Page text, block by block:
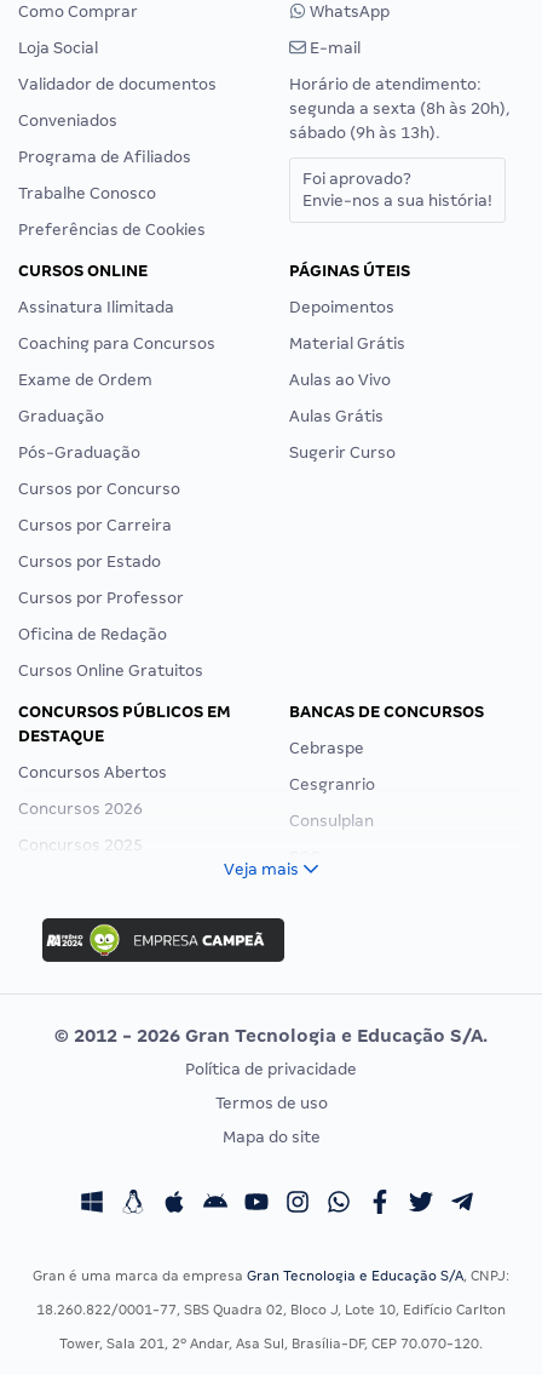
Como Comprar
Loja Social
Validador de documentos
Conveniados
Programa de Afiliados
Trabalhe Conosco
Preferências de Cookies
WhatsApp
E-mail
Horário de atendimento:
segunda a sexta (8h às 20h),
sábado (9h às 13h).
Foi aprovado?
Envie-nos a sua história!
CURSOS ONLINE
Assinatura Ilimitada
Coaching para Concursos
Exame de Ordem
Graduação
Pós-Graduação
Cursos por Concurso
Cursos por Carreira
Cursos por Estado
Cursos por Professor
Oficina de Redação
Cursos Online Gratuitos
PÁGINAS ÚTEIS
Depoimentos
Material Grátis
Aulas ao Vivo
Aulas Grátis
Sugerir Curso
CONCURSOS PÚBLICOS EM
DESTAQUE
Concursos Abertos
Concursos 2026
Concursos 2025
Concurso Ibama
Concurso MPU
Editais publicados
BANCAS DE CONCURSOS
Cebraspe
Cesgranrio
Consulplan
Vunesp
CONCURSOS POR PROFISSÃO
Concursos Fiscais
EXAME DE ORDEM
Calendário OAB
Veja mais
© 2012 - 2026 Gran Tecnologia e Educação S/A.
Política de privacidade
Termos de uso
Mapa do site
Gran é uma marca da empresa Gran Tecnologia e Educação S/A, CNPJ:
18.260.822/0001-77, SBS Quadra 02, Bloco J, Lote 10, Edifício Carlton
Tower, Sala 201, 2º Andar, Asa Sul, Brasília-DF, CEP 70.070-120.